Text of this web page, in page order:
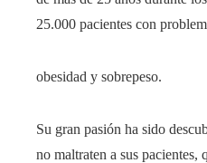
25.000 pacientes con
obesidad y sobrepeso.
Su gran pasión ha sido
no maltraten a sus pacientes,